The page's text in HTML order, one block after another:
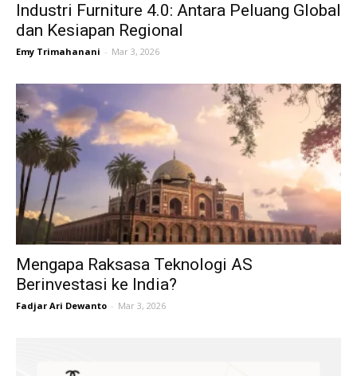
Industri Furniture 4.0: Antara Peluang Global
dan Kesiapan Regional
Emy Trimahanani - Mar 3, 2026
Mengapa Raksasa Teknologi AS
Berinvestasi ke India?
Fadjar Ari Dewanto - Mar 3, 2026